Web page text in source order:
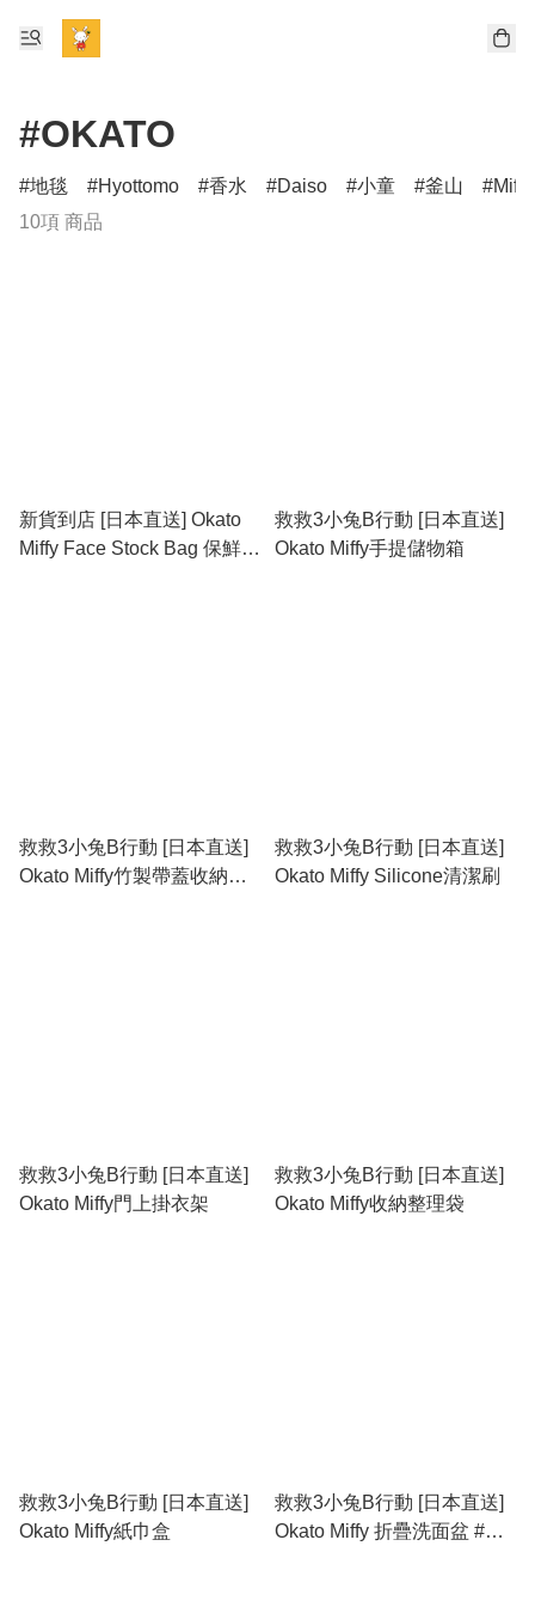
#OKATO
地毯 Hyottomo 香水 Daiso 小童 釜山
10項 商品
新貨到店 [日本直送] Okato
Miffy Face Stock Bag 保鮮袋
救救3小兔B行動 [日本直送]
Okato Miffy手提儲物箱
救救3小兔B行動 [日本直送]
Okato Miffy竹製帶蓋收納盒
救救3小兔B行動 [日本直送]
Okato Miffy Silicone清潔刷
救救3小兔B行動 [日本直送]
Okato Miffy門上掛衣架
救救3小兔B行動 [日本直送]
Okato Miffy收納整理袋
救救3小兔B行動 [日本直送]
Okato Miffy紙巾盒
救救3小兔B行動 [日本直送]
Okato Miffy 折疊洗面盆 #此